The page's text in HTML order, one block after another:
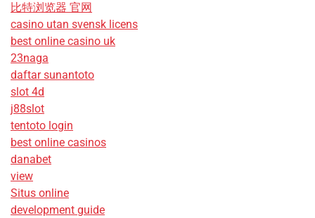
比特浏览器 官网
casino utan svensk licens
best online casino uk
23naga
daftar sunantoto
slot 4d
j88slot
tentoto login
best online casinos
danabet
view
Situs online
development guide